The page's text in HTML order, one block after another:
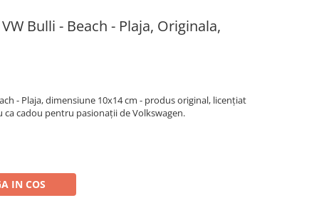
Bulli - Beach - Plaja, Originala,
- Plaja, dimensiune 10x14 cm - produs original, licențiat
cadou pentru pasionații de Volkswagen.
IN COS